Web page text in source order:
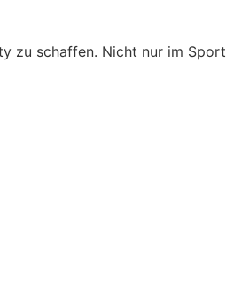
zu schaffen. Nicht nur im